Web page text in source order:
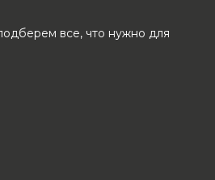
все, что нужно для